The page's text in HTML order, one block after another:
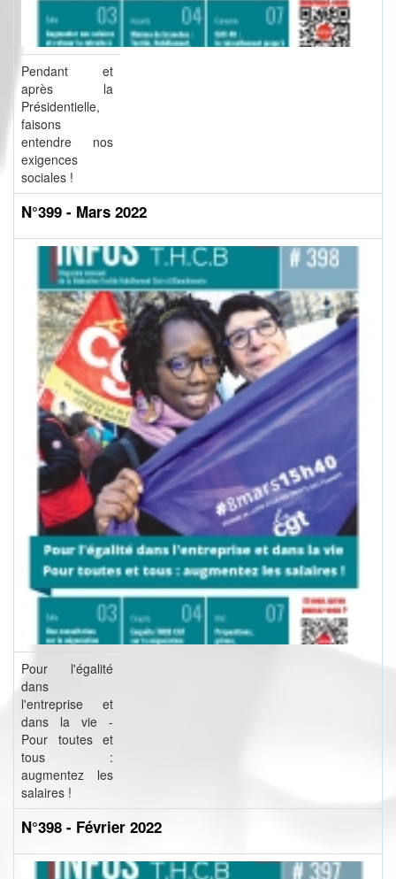
Pendant et
après la
Présidentielle,
faisons
entendre nos
exigences
sociales !
N°399 - Mars 2022
Pour l'égalité
dans
l'entreprise et
dans la vie -
Pour toutes et
tous :
augmentez les
salaires !
N°398 - Février 2022